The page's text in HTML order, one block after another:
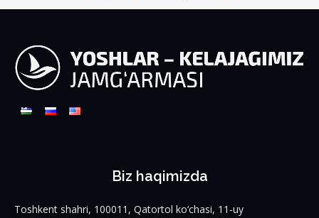
Biz haqimizda
Toshkent shahri, 100011, Qatortol ko‘chasi, 11-uy